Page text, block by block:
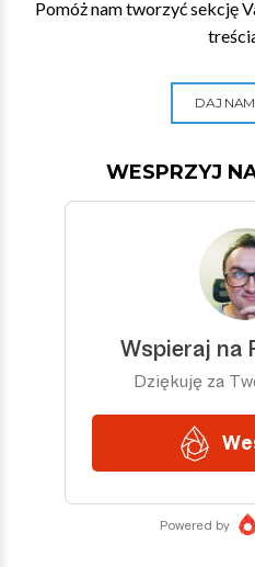
Pomóż nam tworzyć sekcję
DAJ
WESPRZYJ